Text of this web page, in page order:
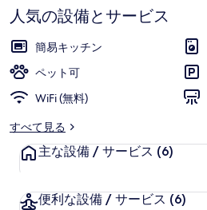
リ
ー
人気の設備とサービス
簡易キッチン
ペット可
WiFi (無料)
すべて見る
主な設備 / サービス (6)
便利な設備 / サービス (6)